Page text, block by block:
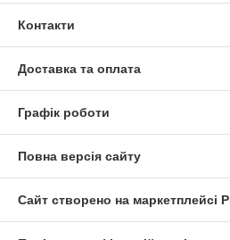
Контакти
Доставка та оплата
Графік роботи
Повна версія сайту
Сайт створено на маркетплейсі